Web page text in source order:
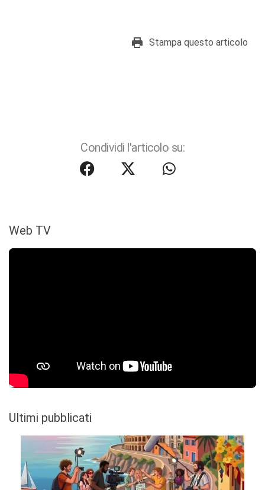
Stampa questo articolo
Condividi l'articolo su:
Web TV
Ultimi pubblicati